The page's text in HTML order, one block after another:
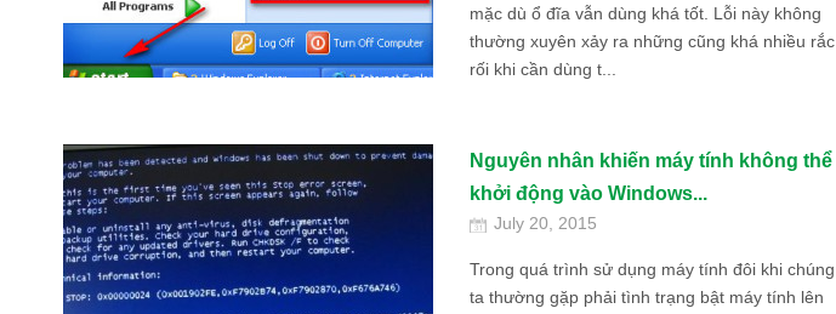
mặc dù ổ đĩa vẫn dùng khá tốt. Lỗi này không
thường xuyên xảy ra những cũng khá nhiều rắc
rối khi cần dùng t...
Nguyên nhân khiến máy tính không thể
khởi động vào Windows...
July 20, 2015
Trong quá trình sử dụng máy tính đôi khi chúng
ta thường gặp phải tình trạng bật máy tính lên